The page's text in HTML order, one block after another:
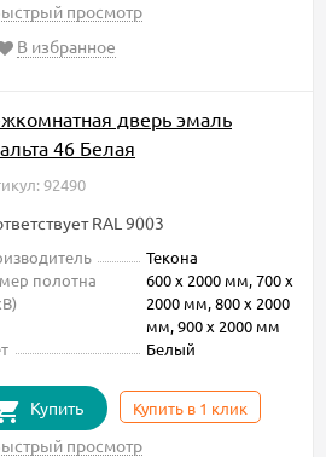
просмотр
В избранное
дверь эмаль
46 Белая
92490
RAL 9003
Текона
полотна
600 х 2000 мм, 700 х
2000 мм, 800 х 2000
мм, 900 х 2000 мм
Белый
Купить Купить в 1 клик
просмотр